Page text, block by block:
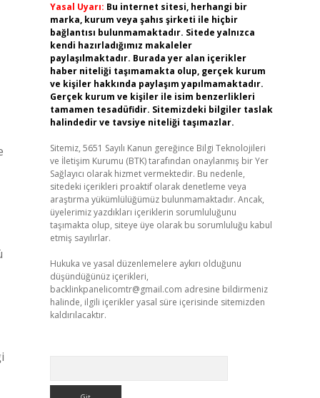
Yasal Uyarı: Bu internet sitesi, herhangi bir
marka, kurum veya şahıs şirketi ile hiçbir
bağlantısı bulunmamaktadır. Sitede yalnızca
kendi hazırladığımız makaleler
paylaşılmaktadır. Burada yer alan içerikler
haber niteliği taşımamakta olup, gerçek kurum
ve kişiler hakkında paylaşım yapılmamaktadır.
Gerçek kurum ve kişiler ile isim benzerlikleri
tamamen tesadüfidir. Sitemizdeki bilgiler taslak
halindedir ve tavsiye niteliği taşımazlar.
Sitemiz, 5651 Sayılı Kanun gereğince Bilgi Teknolojileri
ve İletişim Kurumu (BTK) tarafından onaylanmış bir Yer
Sağlayıcı olarak hizmet vermektedir. Bu nedenle,
sitedeki içerikleri proaktif olarak denetleme veya
araştırma yükümlülüğümüz bulunmamaktadır. Ancak,
üyelerimiz yazdıkları içeriklerin sorumluluğunu
taşımakta olup, siteye üye olarak bu sorumluluğu kabul
etmiş sayılırlar.
Hukuka ve yasal düzenlemelere aykırı olduğunu
düşündüğünüz içerikleri,
backlinkpanelicomtr@gmail.com adresine bildirmeniz
halinde, ilgili içerikler yasal süre içerisinde sitemizden
kaldırılacaktır.